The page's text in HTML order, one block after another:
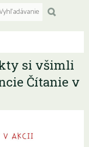
si všimli
Čítanie v